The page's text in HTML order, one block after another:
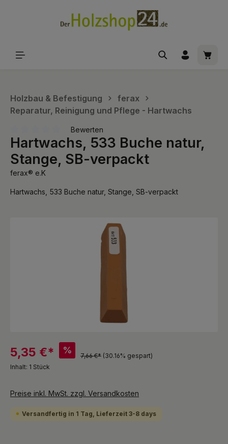
Holzbau & Befestigung
ferax
Reparatur, Reinigung und Pflege - Hartwachs
Durchschnittliche Bewertung von 0 von 5 Sternen
Bewerten
Hartwachs, 533 Buche natur,
Stange, SB-verpackt
ferax® e.K
Hartwachs, 533 Buche natur, Stange, SB-verpackt
5,35 €* %
7,66 €* (30.16% gespart)
Inhalt: 1 Stück
Preise inkl. MwSt. zzgl. Versandkosten
Versandfertig in 1 Tag, Lieferzeit 3-8 days